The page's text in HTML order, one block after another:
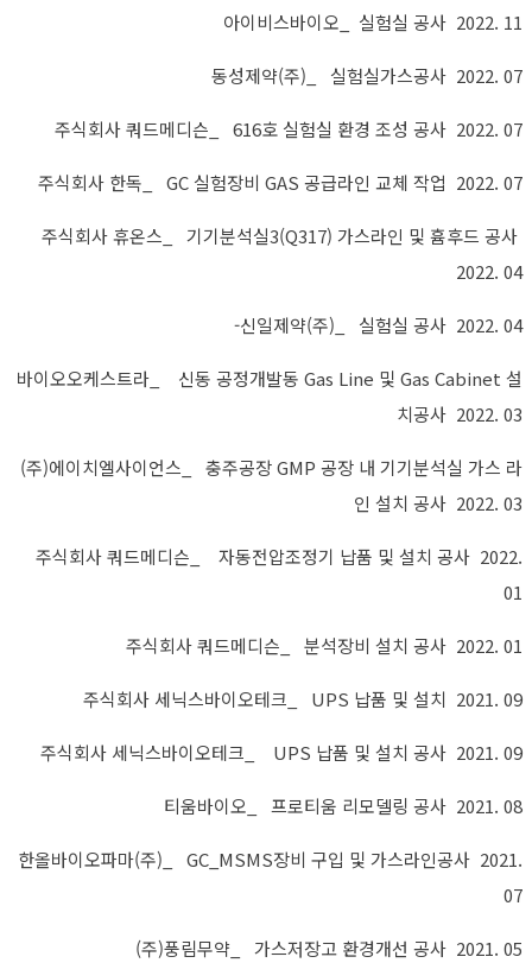
아이비스바이오_ 실험실 공사 2022. 11
동성제약(주)_ 실험실가스공사 2022. 07
주식회사 쿼드메디슨_ 616호 실험실 환경 조성 공사 2022. 07
주식회사 한독_ GC 실험장비 GAS 공급라인 교체 작업 2022. 07
주식회사 휴온스_ 기기분석실3(Q317) 가스라인 및 흄후드 공사
2022. 04
-신일제약(주)_ 실험실 공사 2022. 04
바이오오케스트라_ 신동 공정개발동 Gas Line 및 Gas Cabinet 설
치공사 2022. 03
(주)에이치엘사이언스_ 충주공장 GMP 공장 내 기기분석실 가스 라
인 설치 공사 2022. 03
주식회사 쿼드메디슨_ 자동전압조정기 납품 및 설치 공사 2022.
01
주식회사 쿼드메디슨_ 분석장비 설치 공사 2022. 01
주식회사 세닉스바이오테크_ UPS 납품 및 설치 2021. 09
주식회사 세닉스바이오테크_ UPS 납품 및 설치 공사 2021. 09
티움바이오_ 프로티움 리모델링 공사 2021. 08
한올바이오파마(주)_ GC_MSMS장비 구입 및 가스라인공사 2021.
07
(주)풍림무약_ 가스저장고 환경개선 공사 2021. 05